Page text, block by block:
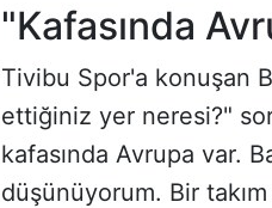
"Kafasında
Tivibu Spor'a konuşan
ettiğiniz yer neresi?"
kafasında Avrupa var.
düşünüyorum. Bir